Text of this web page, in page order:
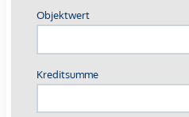
Kinderwagenabstellräume